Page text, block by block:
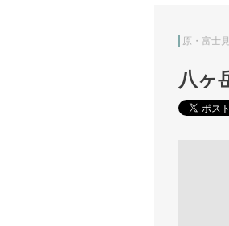
原・富士見
八ヶ